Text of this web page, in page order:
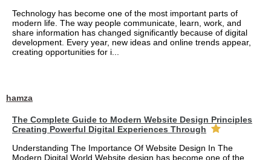
Technology has become one of the most important parts of
modern life. The way people communicate, learn, work, and
share information has changed significantly because of digital
development. Every year, new ideas and online trends appear,
creating opportunities for i...
hamza
The Complete Guide to Modern Website Design Principles
Creating Powerful Digital Experiences Through
Understanding The Importance Of Website Design In The
Modern Digital World Website design has become one of the